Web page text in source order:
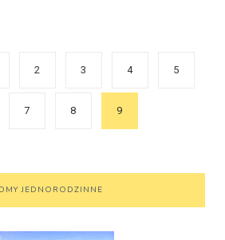
2 3 4 5
7 8 9
JEDNORODZINNE